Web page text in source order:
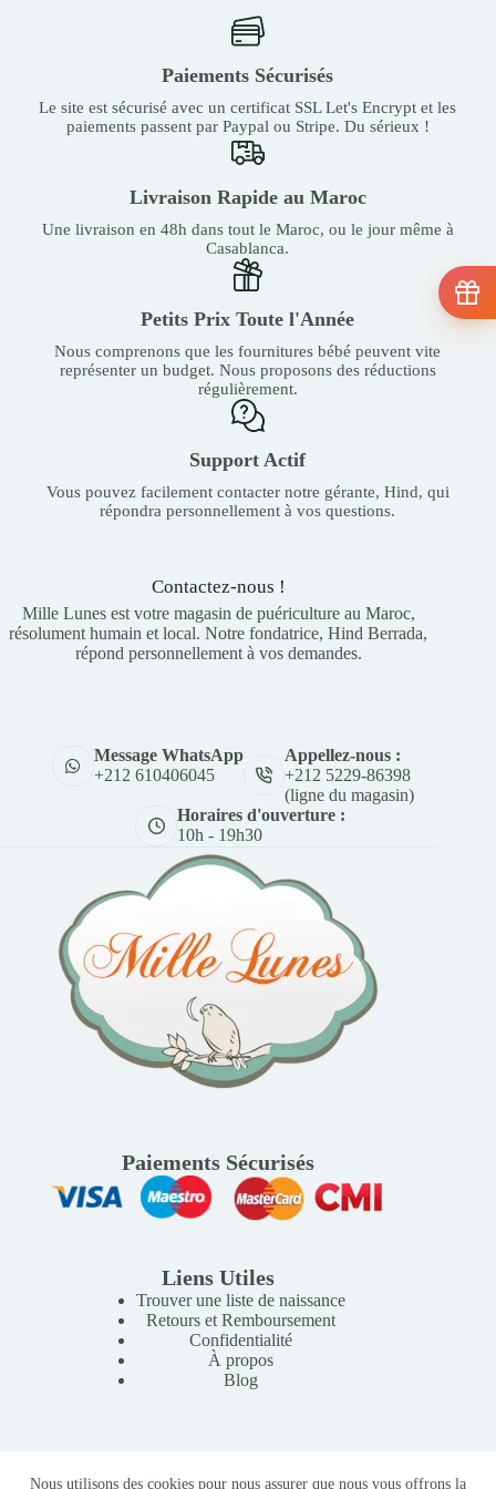
Nous utilisons des cookies pour nous assurer que nous vous offrons la
Paiements Sécurisés
Le site est sécurisé avec un certificat SSL Let's Encrypt et les
paiements passent par Paypal ou Stripe. Du sérieux !
Livraison Rapide au Maroc
Une livraison en 48h dans tout le Maroc, ou le jour même à
Casablanca.
Petits Prix Toute l'Année
Nous comprenons que les fournitures bébé peuvent vite
représenter un budget. Nous proposons des réductions
régulièrement.
Support Actif
Vous pouvez facilement contacter notre gérante, Hind, qui
répondra personnellement à vos questions.
Contactez-nous !
Mille Lunes est votre magasin de puériculture au Maroc,
résolument humain et local. Notre fondatrice, Hind Berrada,
répond personnellement à vos demandes.
Message WhatsApp
+212 610406045
Appellez-nous :
+212 5229-86398
(ligne du magasin)
Horaires d'ouverture :
10h - 19h30
Paiements Sécurisés
Liens Utiles
Trouver une liste de naissance
Retours et Remboursement
Confidentialité
À propos
Blog
Copyright © 2026 Mille Lunes - Création du site :
Baptiste